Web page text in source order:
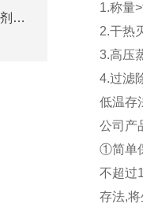
人循环肿瘤细胞(CTC)elisa试剂盒说明
1.称量>
2.干热
3.高压
4.过滤
低温存
公司产
①简单
不超过
存法,将